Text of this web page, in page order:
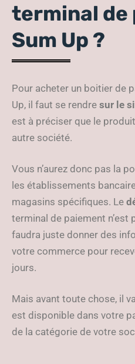
terminal de
Sum Up ?
Pour acheter un boitier de
Up, il faut se rendre sur le
est à préciser que le
autre société.
Vous n’aurez donc pas la
les établissements
magasins spécifiques. Le
terminal de paiement n’est
faudra juste donner des
votre commerce pour
jours.
Mais avant toute chose, il
est disponible dans votre
de la catégorie de votre